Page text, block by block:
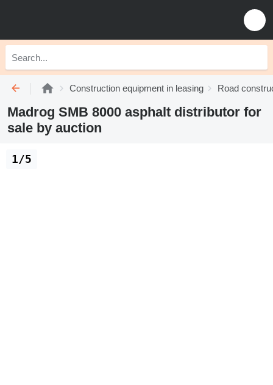
Construction equipment in leasing Road
Madrog SMB 8000 asphalt distributor for
sale by auction
1/5